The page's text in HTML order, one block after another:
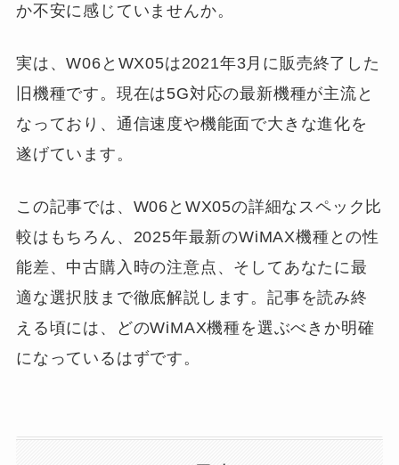
か不安に感じていませんか。
実は、W06とWX05は2021年3月に販売終了した
旧機種です。現在は5G対応の最新機種が主流と
なっており、通信速度や機能面で大きな進化を
遂げています。
この記事では、W06とWX05の詳細なスペック比
較はもちろん、2025年最新のWiMAX機種との性
能差、中古購入時の注意点、そしてあなたに最
適な選択肢まで徹底解説します。記事を読み終
える頃には、どのWiMAX機種を選ぶべきか明確
になっているはずです。